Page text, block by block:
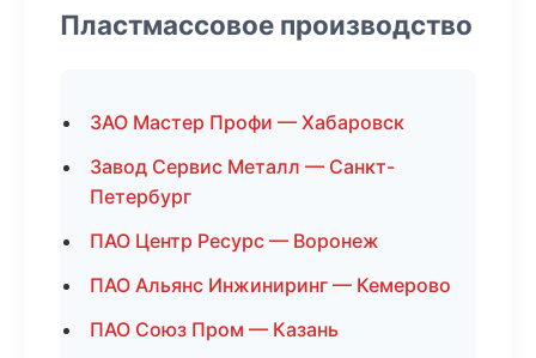
Пластмассовое производство
ЗАО Мастер Профи — Хабаровск
Завод Сервис Металл — Санкт-
Петербург
ПАО Центр Ресурс — Воронеж
ПАО Альянс Инжиниринг — Кемерово
ПАО Союз Пром — Казань